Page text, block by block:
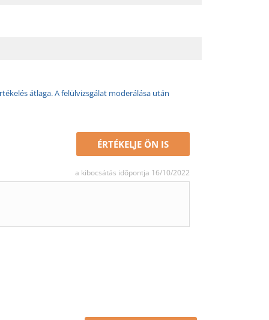
átlaga. A felülvizsgálat moderálása után
ÉRTÉKELJE ÖN IS
a kibocsátás időpontja 16/10/2022